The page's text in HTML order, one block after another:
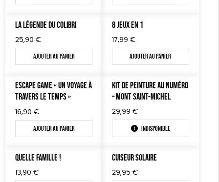
LA LÉGENDE DU COLIBRI
25,90 €
Ajouter au panier
8 JEUX EN 1
17,99 €
Ajouter au panier
ESCAPE GAME « UN VOYAGE À
TRAVERS LE TEMPS »
16,90 €
Ajouter au panier
KIT DE PEINTURE AU NUMÉRO
– MONT SAINT-MICHEL
29,99 €
Indisponible
QUELLE FAMILLE !
13,90 €
CUISEUR SOLAIRE
29,95 €